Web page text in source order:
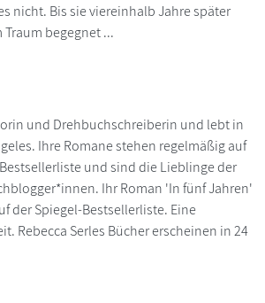
nicht. Bis sie viereinhalb Jahre später
begegnet ...
und Drehbuchschreiberin und lebt in
Ihre Romane stehen regelmäßig auf
und sind die Lieblinge der
Ihr Roman 'In fünf Jahren'
der Spiegel-Bestsellerliste. Eine
Rebecca Serles Bücher erscheinen in 24